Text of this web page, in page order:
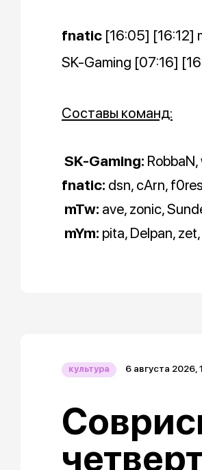
fnatic [16:05] [16:12]
SK-Gaming [07:16]
Составы команд:
SK-Gaming:
fnatic: dsn, cArn,
mTw: ave, zonic,
mYm: pita, Delpan,
культура 6 августа 2026,